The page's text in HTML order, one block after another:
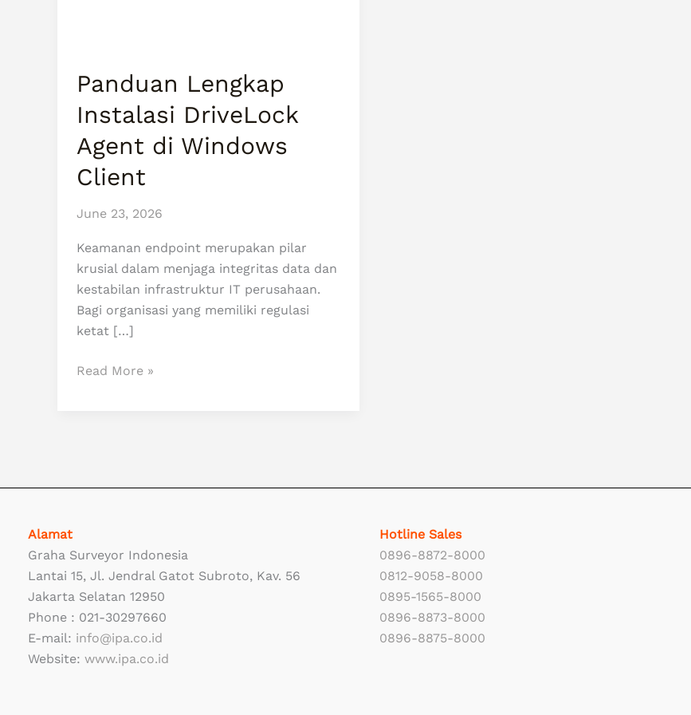
Panduan Lengkap
Instalasi DriveLock
Agent di Windows
Client
June 23, 2026
Keamanan endpoint merupakan pilar
krusial dalam menjaga integritas data dan
kestabilan infrastruktur IT perusahaan.
Bagi organisasi yang memiliki regulasi
ketat […]
Read More »
Alamat
Graha Surveyor Indonesia
Lantai 15, Jl. Jendral Gatot Subroto, Kav. 56
Jakarta Selatan 12950
Phone : 021-30297660
E-mail: info@ipa.co.id
Website: www.ipa.co.id
Hotline Sales
0896-8872-8000
0812-9058-8000
0895-1565-8000
0896-8873-8000
0896-8875-8000